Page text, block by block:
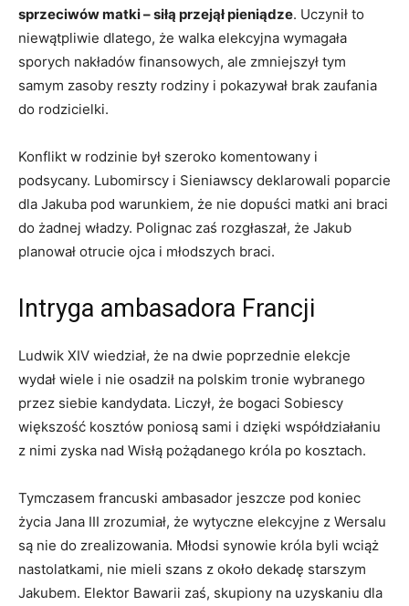
sprzeciwów matki – siłą przejął pieniądze. Uczynił to
niewątpliwie dlatego, że walka elekcyjna wymagała
sporych nakładów finansowych, ale zmniejszył tym
samym zasoby reszty rodziny i pokazywał brak zaufania
do rodzicielki.
Konflikt w rodzinie był szeroko komentowany i
podsycany. Lubomirscy i Sieniawscy deklarowali poparcie
dla Jakuba pod warunkiem, że nie dopuści matki ani braci
do żadnej władzy. Polignac zaś rozgłaszał, że Jakub
planował otrucie ojca i młodszych braci.
Intryga ambasadora Francji
Ludwik XIV wiedział, że na dwie poprzednie elekcje
wydał wiele i nie osadził na polskim tronie wybranego
przez siebie kandydata. Liczył, że bogaci Sobiescy
większość kosztów poniosą sami i dzięki współdziałaniu
z nimi zyska nad Wisłą pożądanego króla po kosztach.
Tymczasem francuski ambasador jeszcze pod koniec
życia Jana III zrozumiał, że wytyczne elekcyjne z Wersalu
są nie do zrealizowania. Młodsi synowie króla byli wciąż
nastolatkami, nie mieli szans z około dekadę starszym
Jakubem. Elektor Bawarii zaś, skupiony na uzyskaniu dla